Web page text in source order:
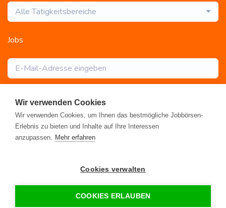
Alle Tätigkeitsbereiche
Jobs
Abonnieren
Alle Jobs Blog Rahmen- und Lohntarifvertrag
Datenschutz•FAQ•Impressum
© 2026 www.gebaeudereinigung.com - ein Projekt der Saubere
Portale GmbH
Wir verwenden Cookies
Wir verwenden Cookies, um Ihnen das bestmögliche Jobbörsen-
Erlebnis zu bieten und Inhalte auf Ihre Interessen
anzupassen. Mehr erfahren
Cookies verwalten
COOKIES ERLAUBEN